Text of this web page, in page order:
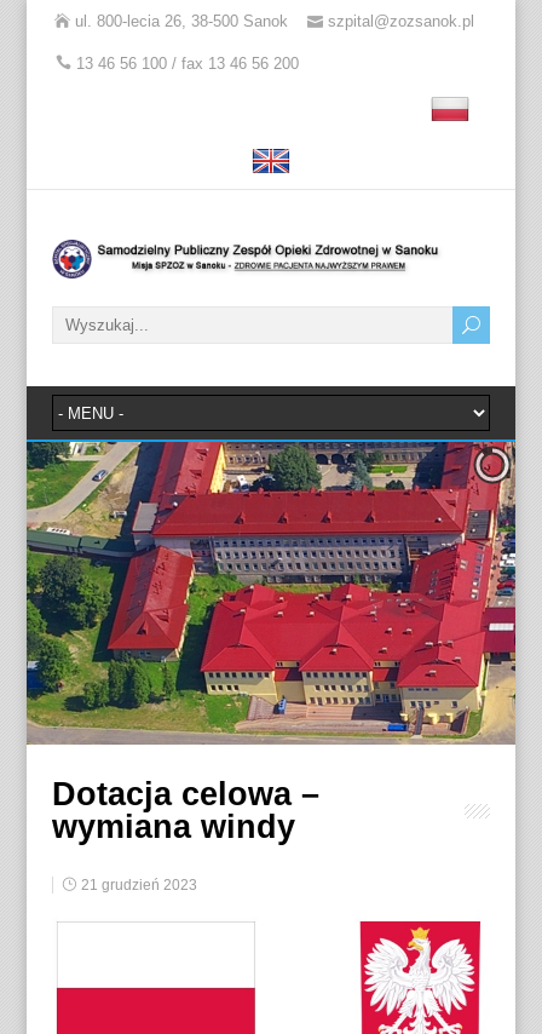
ul. 800-lecia 26, 38-500 Sanok szpital@zozsanok.pl
13 46 56 100 / fax 13 46 56 200
Dotacja celowa –
wymiana windy
21 grudzień 2023